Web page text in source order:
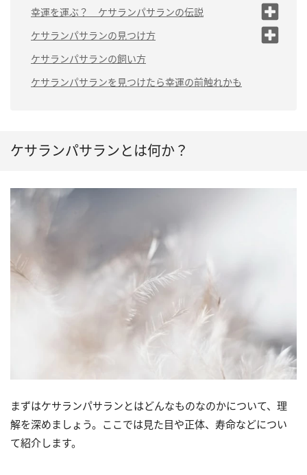
ケサランパサランは生き物？ その正体
とは
ケサランパサランの寿命
幸運を運ぶ？ ケサランパサランの伝説
（1）ケサランパサランを見つけると幸せに
なれる
（2）ケサランパサランは嵐の前に降ってく
る
は駄目
ケサランパサランの見つけ方
（1）ケサランパサランはどこにいる？
（2）ケサランパサランが見つかりやすい時
期は？
ケサランパサランの飼い方
ケサランパサランを見つけたら幸運の前触れかも
ケサランパサランとは何か？
まずはケサランパサランとはどんなものなのかについて、理
解を深めましょう。ここでは見た目や正体、寿命などについ
て紹介します。